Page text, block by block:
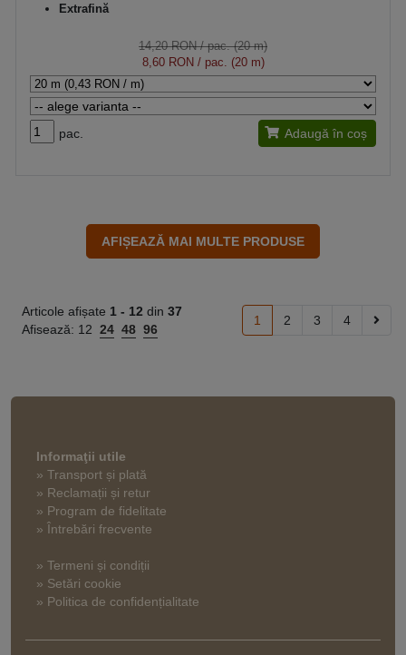
Extrafină
14,20 RON/ pac. (20 m)
8,60 RON/ pac. (20 m)
pac. Adaugă în coș
Articole afișate 1 - 12 din 37
Afisează: 12 24 48 96
1 2 3 4
Informaţii utile
» Transport și plată
» Reclamații și retur
» Program de fidelitate
» Întrebări frecvente
» Termeni și condiții
» Setări cookie
» Politica de confidențialitate